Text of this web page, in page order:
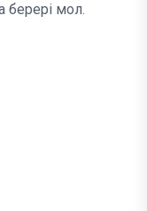
берері мол.